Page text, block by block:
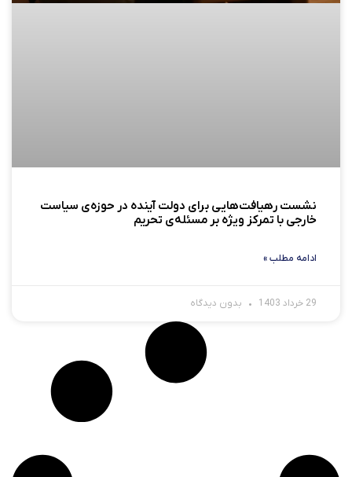
نشست رهیافت‌هایی برای دولت آینده در حوزه‌ی سیاست
خارجی با تمرکز ویژه بر مسئله‌ی تحریم
ادامه مطلب »
29 خرداد 1403 بدون دیدگاه